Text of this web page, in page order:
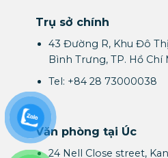
Trụ sở chính
43 Đường R, Khu Đô
Bình Trưng, TP. Hồ Chí
Tel: +84 28 73000038
Văn phòng tại Úc
24 Nell Close street,